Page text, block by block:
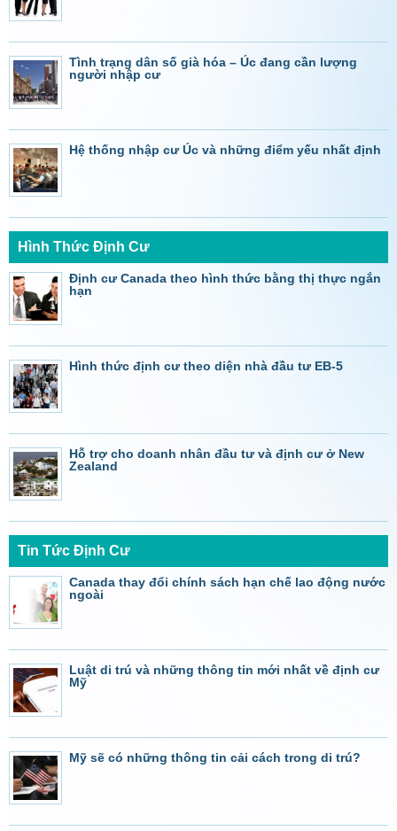
Tình trạng dân số già hóa – Úc đang cần lượng
người nhập cư
Hệ thống nhập cư Úc và những điểm yếu nhất định
Hình Thức Định Cư
Định cư Canada theo hình thức bằng thị thực ngắn
hạn
Hình thức định cư theo diện nhà đầu tư EB-5
Hỗ trợ cho doanh nhân đầu tư và định cư ở New
Zealand
Tin Tức Định Cư
Canada thay đổi chính sách hạn chế lao động nước
ngoài
Luật di trú và những thông tin mới nhất về định cư
Mỹ
Mỹ sẽ có những thông tin cải cách trong di trú?